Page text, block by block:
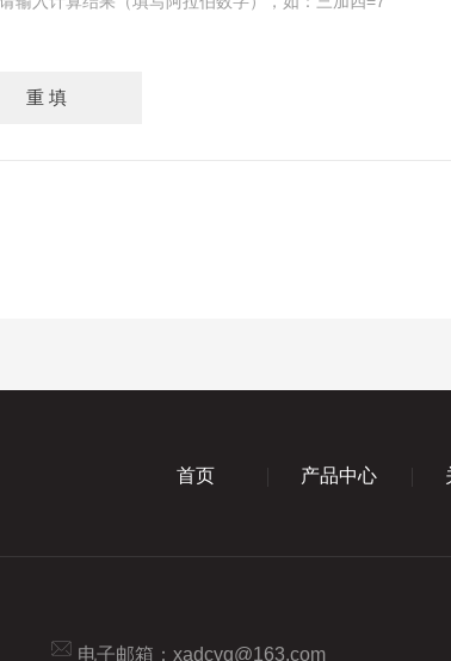
首页 产品中心
电子邮箱： xadcyq@163.com